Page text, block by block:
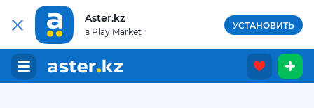
Aster.kz
в Play Market
УСТАНОВИТЬ